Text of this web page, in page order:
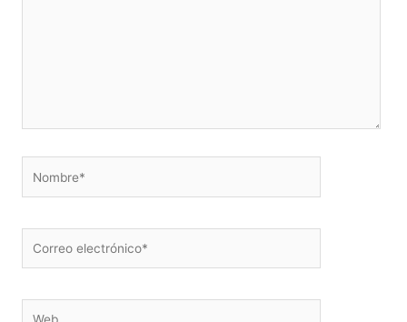
electrónico*